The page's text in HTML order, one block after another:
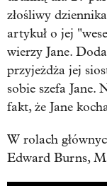
złośliwy
artykuł o jej
wierzy Jane.
przyjeżdża jej
sobie szefa Jane.
fakt, że Jane
W rolach
Edward Burns,